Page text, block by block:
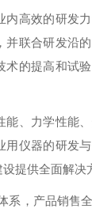
高效的研发
并联合研发沿
术的提高和试
能、力学性能
用仪器的研发
提供全面解决
系，产品销售